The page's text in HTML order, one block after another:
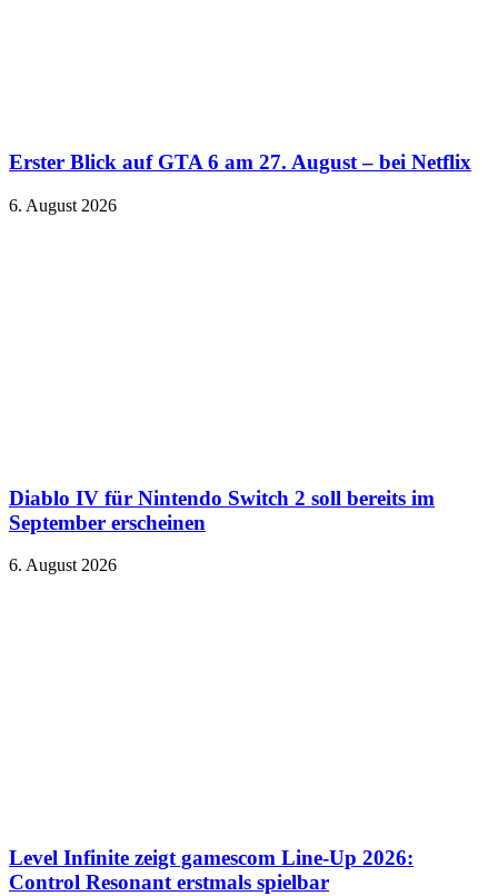
Erster Blick auf GTA 6 am 27. August – bei Netflix
6. August 2026
Diablo IV für Nintendo Switch 2 soll bereits im
September erscheinen
6. August 2026
Level Infinite zeigt gamescom Line-Up 2026:
Control Resonant erstmals spielbar